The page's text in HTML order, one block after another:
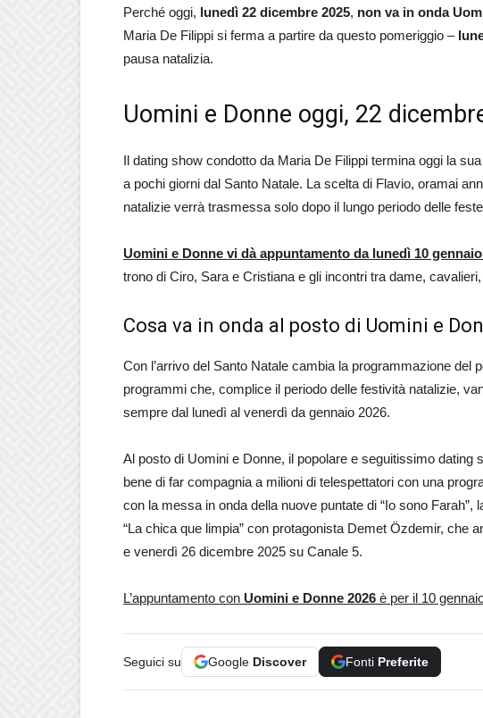
Perché oggi, lunedì 22 dicembre 2025, non va in onda
Maria De Filippi si ferma a partire da questo pomeriggio –
pausa natalizia.
Uomini e Donne oggi, 22
Il dating show condotto da Maria De Filippi termina oggi la
a pochi giorni dal Santo Natale. La scelta di Flavio, oramai
natalizie verrà trasmessa solo dopo il lungo periodo delle
Uomini e Donne vi dà appuntamento da lunedì 10 gennaio
trono di Ciro, Sara e Cristiana e gli incontri tra dame,
Cosa va in onda al posto di Uomini e
Con l’arrivo del Santo Natale cambia la programmazione del
programmi che, complice il periodo delle festività natalizie,
sempre dal lunedì al venerdì da gennaio 2026.
Al posto di Uomini e Donne, il popolare e seguitissimo dating
bene di far compagnia a milioni di telespettatori con una
con la messa in onda della nuove puntate di “Io sono
“La chica que limpia” con protagonista Demet Özdemir, che
e venerdì 26 dicembre 2025 su Canale 5.
L’appuntamento con Uomini e Donne 2026 è per il 10
Seguici su Google Discover Fonti Preferite